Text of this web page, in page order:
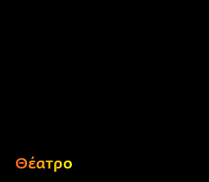
Θέατρο